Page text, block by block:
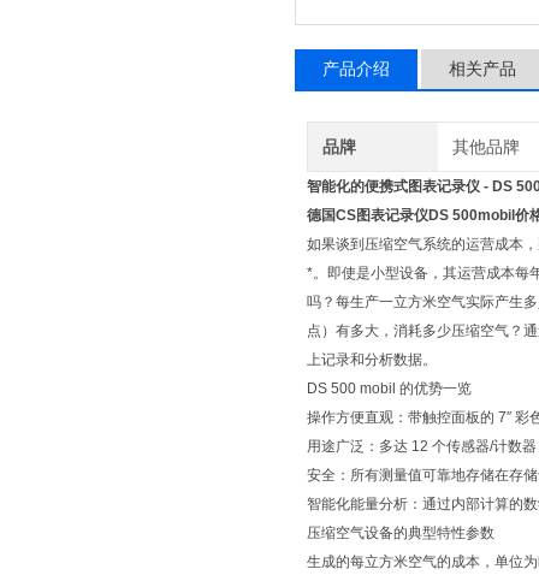
产品介绍 相关产品
品牌 其他品牌
智能化的便携式图表记录仪 - DS
德国CS图表记录仪DS 500mobil价
如果谈到压缩空气系统的运营成本
*。即使是小型设备，其运营成本每
吗？每生产一立方米空气实际产生
点）有多大，消耗多少压缩空气？
上记录和分析数据。
DS 500 mobil 的优势一览
操作方便直观：带触控面板的 7″ 彩
用途广泛：多达 12 个传感器/计数
安全：所有测量值可靠地存储在存
智能化能量分析：通过内部计算的
压缩空气设备的典型特性参数
生成的每立方米空气的成本，单位